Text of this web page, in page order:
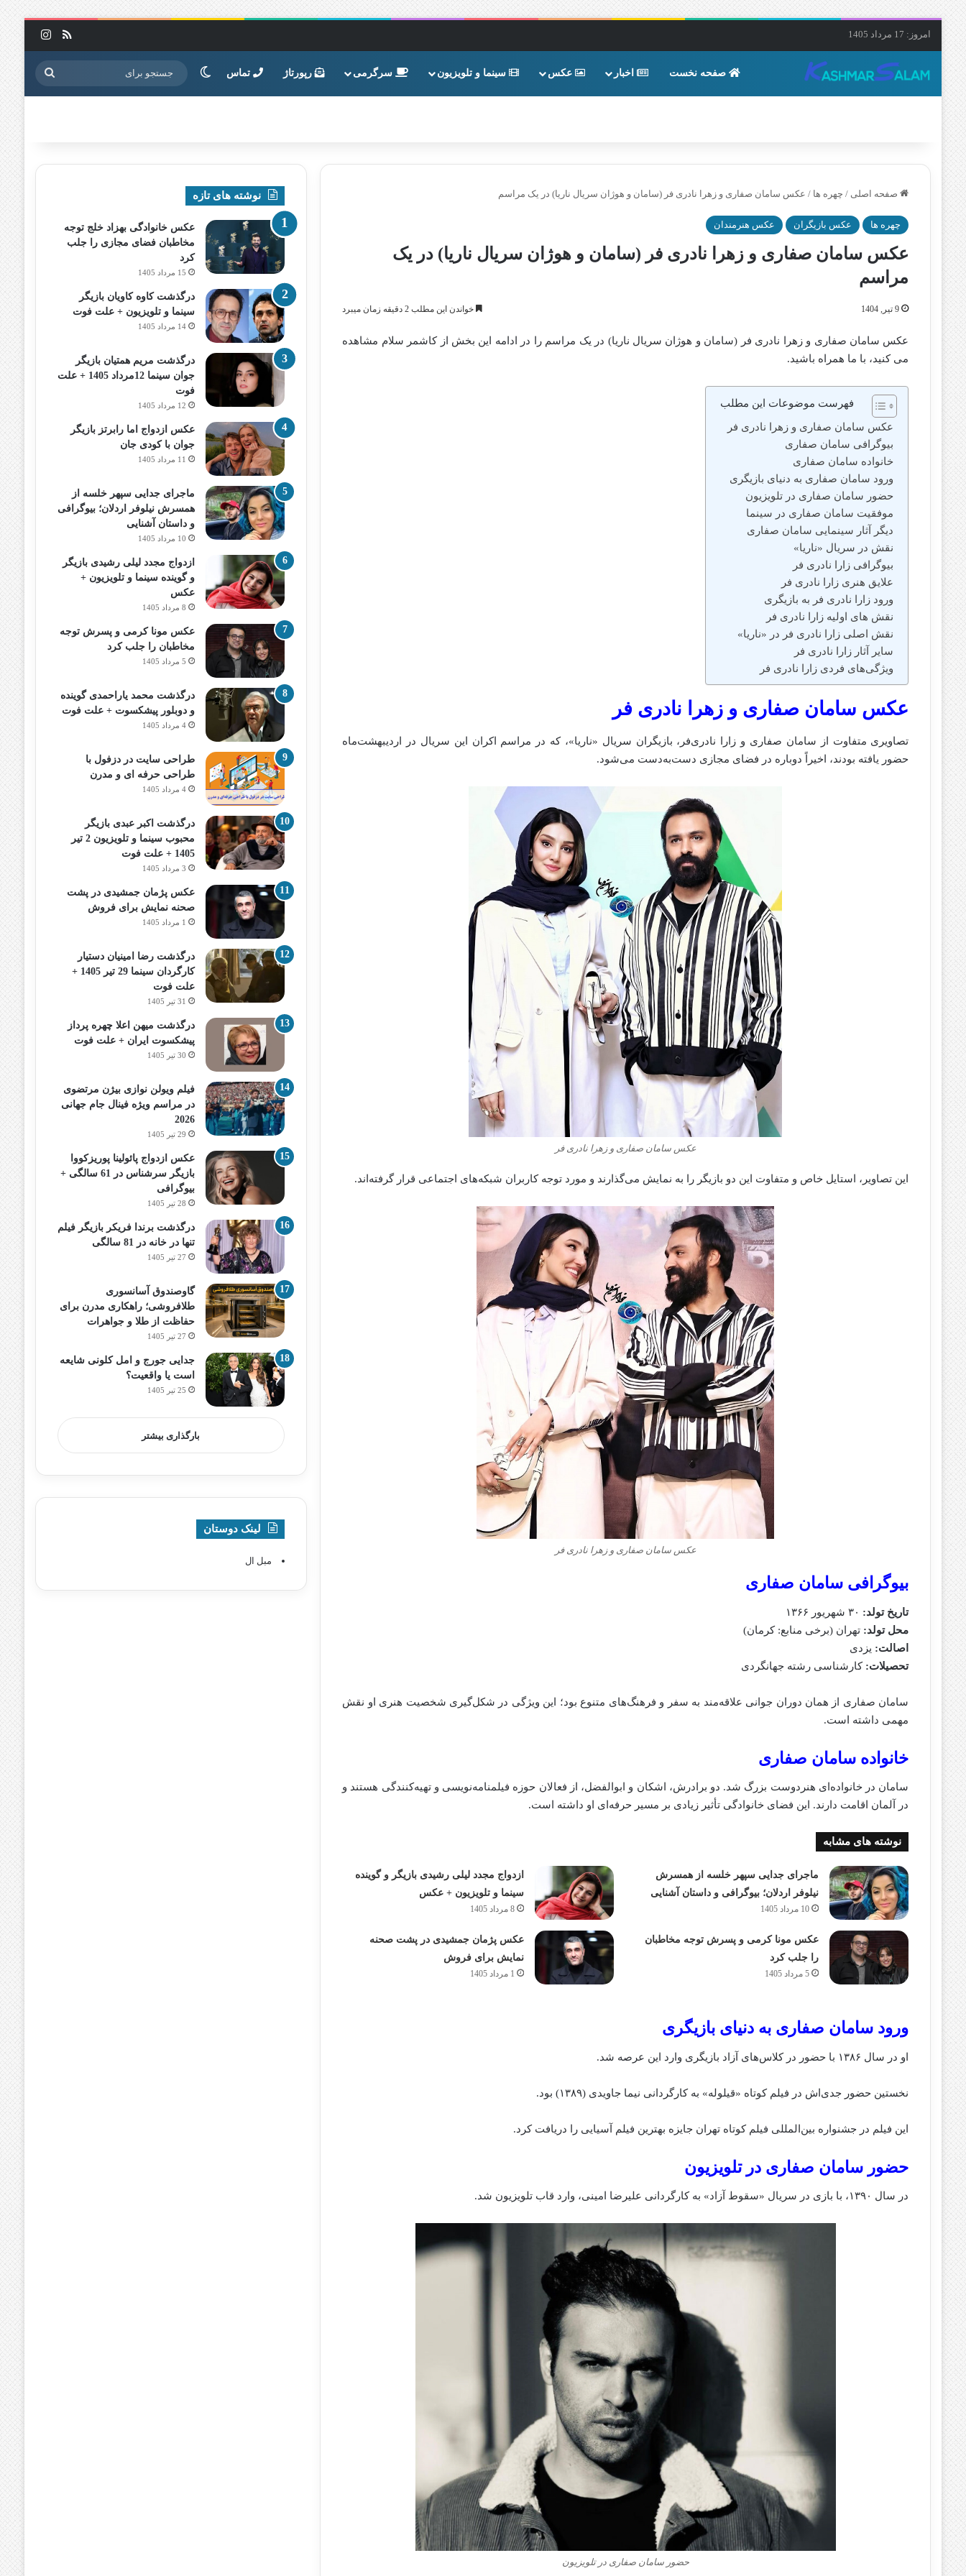
امروز: 17 مرداد 1405 خوراک
صفحه نخست اخبار عکس سینما و تلویزیون سرگرمی رپورتاژ تماس تغییر پوسته جستجو
برای
صفحه اصلی / چهره ها / عکس سامان صفاری و زهرا نادری فر (سامان و هوژان سریال ناریا) در یک مراسم
چهره ها عکس بازیگران عکس هنرمندان
عکس سامان صفاری و زهرا نادری فر (سامان و هوژان سریال ناریا) در یک
مراسم
9 تیر, 1404 خواندن این مطلب 2 دقیقه زمان میبرد
عکس سامان صفاری و زهرا نادری فر (سامان و هوژان سریال ناریا) در یک مراسم را در ادامه این بخش از کاشمر سلام مشاهده
می کنید، با ما همراه باشید.
فهرست موضوعات این مطلب
عکس سامان صفاری و زهرا نادری فر
بیوگرافی سامان صفاری
خانواده سامان صفاری
ورود سامان صفاری به دنیای بازیگری
حضور سامان صفاری در تلویزیون
موفقیت سامان صفاری در سینما
دیگر آثار سینمایی سامان صفاری
نقش در سریال «ناریا»
بیوگرافی زارا نادری‌ فر
علایق هنری زارا نادری‌ فر
ورود زارا نادری‌ فر به بازیگری
نقش‌ های اولیه زارا نادری‌ فر
نقش اصلی زارا نادری‌ فر در «ناریا»
سایر آثار زارا نادری‌ فر
ویژگی‌های فردی زارا نادری‌ فر
عکس سامان صفاری و زهرا نادری فر
تصاویری متفاوت از سامان صفاری و زارا نادری‌فر، بازیگران سریال «ناریا»، که در مراسم اکران این سریال در اردیبهشت‌ماه
حضور یافته بودند، اخیراً دوباره در فضای مجازی دست‌به‌دست می‌شود.
عکس سامان صفاری و زهرا نادری فر
این تصاویر، استایل خاص و متفاوت این دو بازیگر را به نمایش می‌گذارند و مورد توجه کاربران شبکه‌های اجتماعی قرار گرفته‌اند.
عکس سامان صفاری و زهرا نادری فر
بیوگرافی سامان صفاری
تاریخ تولد:
محل تولد: تهران (برخی منابع: کرمان)
اصالت: یزدی
تحصیلات: کارشناسی رشته جهانگردی
سامان صفاری از همان دوران جوانی علاقه‌مند به سفر و فرهنگ‌های متنوع بود؛ این ویژگی در شکل‌گیری شخصیت هنری او نقش
مهمی داشته است.
خانواده سامان صفاری
سامان در خانواده‌ای هنردوست بزرگ شد. دو برادرش، اشکان و ابوالفضل، از فعالان حوزه فیلمنامه‌نویسی و تهیه‌کنندگی هستند و
در آلمان اقامت دارند. این فضای خانوادگی تأثیر زیادی بر مسیر حرفه‌ای او داشته است.
نوشته های مشابه
ماجرای جدایی سپهر خلسه از همسرش
نیلوفر اردلان؛ بیوگرافی و داستان آشنایی
10 مرداد 1405
ازدواج مجدد لیلی رشیدی بازیگر و گوینده
سینما و تلویزیون + عکس
8 مرداد 1405
عکس مونا کرمی و پسرش توجه مخاطبان
را جلب کرد
5 مرداد 1405
عکس پژمان جمشیدی در پشت صحنه
نمایش برای فروش
1 مرداد 1405
ورود سامان صفاری به دنیای بازیگری
او در سال ۱۳۸۶ با حضور در کلاس‌های آزاد بازیگری وارد این عرصه شد.
نخستین حضور جدی‌اش در فیلم کوتاه «قیلوله» به کارگردانی نیما جاویدی (۱۳۸۹) بود.
این فیلم در جشنواره بین‌المللی فیلم کوتاه تهران جایزه بهترین فیلم آسیایی را دریافت کرد.
حضور سامان صفاری در تلویزیون
در سال ۱۳۹۰، با بازی در سریال «سقوط آزاد» به کارگردانی علیرضا امینی، وارد قاب تلویزیون شد.
حضور سامان صفاری در تلویزیون
نوشته های تازه
عکس خانوادگی بهزاد خلج توجه
مخاطبان فضای مجازی را جلب
کرد
15 مرداد 1405
درگذشت کاوه کاویان بازیگر
سینما و تلویزیون + علت فوت
14 مرداد 1405
درگذشت مریم همتیان بازیگر
جوان سینما 12مرداد 1405 + علت
فوت
12 مرداد 1405
عکس ازدواج اما رابرتز بازیگر
جوان با کودی جان
11 مرداد 1405
ماجرای جدایی سپهر خلسه از
همسرش نیلوفر اردلان؛ بیوگرافی
و داستان آشنایی
10 مرداد 1405
ازدواج مجدد لیلی رشیدی بازیگر
و گوینده سینما و تلویزیون +
عکس
8 مرداد 1405
عکس مونا کرمی و پسرش توجه
مخاطبان را جلب کرد
5 مرداد 1405
درگذشت محمد یاراحمدی گوینده
و دوبلور پیشکسوت + علت فوت
4 مرداد 1405
طراحی سایت در دزفول با
طراحی حرفه‌ ای و مدرن
4 مرداد 1405
درگذشت اکبر عبدی بازیگر
محبوب سینما و تلویزیون 2 تیر
1405 + علت فوت
3 مرداد 1405
عکس پژمان جمشیدی در پشت
صحنه نمایش برای فروش
1 مرداد 1405
درگذشت رضا امینیان دستیار
کارگردان سینما 29 تیر 1405 +
علت فوت
31 تیر 1405
درگذشت میهن اعلا چهره پرداز
پیشکسوت ایران + علت فوت
30 تیر 1405
فیلم ویولن نوازی بیژن مرتضوی
در مراسم ویژه فینال جام جهانی
2026
29 تیر 1405
عکس ازدواج پائولینا پوریزکووا
بازیگر سرشناس در 61 سالگی +
بیوگرافی
28 تیر 1405
درگذشت برندا فریکر بازیگر فیلم
تنها در خانه در 81 سالگی
27 تیر 1405
گاوصندوق آسانسوری
طلافروشی؛ راهکاری مدرن برای
حفاظت از طلا و جواهرات
27 تیر 1405
جدایی جورج و امل کلونی شایعه
است یا واقعیت؟
25 تیر 1405
بارگذاری بیشتر
لینک دوستان
مبل ال